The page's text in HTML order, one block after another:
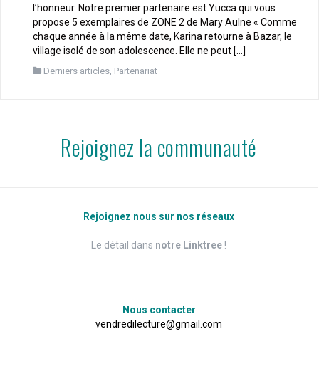
l’honneur. Notre premier partenaire est Yucca qui vous
propose 5 exemplaires de ZONE 2 de Mary Aulne « Comme
chaque année à la même date, Karina retourne à Bazar, le
village isolé de son adolescence. Elle ne peut […]
Derniers articles Partenariat
Rejoignez la communauté
Rejoignez nous sur nos réseaux
Le détail dans notre Linktree !
Nous contacter
vendredilecture@gmail.com